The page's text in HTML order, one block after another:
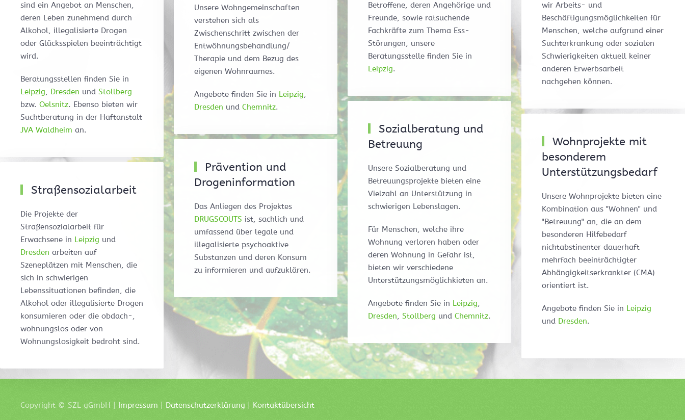
sind ein Angebot an Menschen,
deren Leben zunehmend durch
Alkohol, illegalisierte Drogen
oder Glücksspielen beeinträchtigt
wird.
Beratungsstellen finden Sie in
Leipzig, Dresden und Stollberg
bzw. Oelsnitz. Ebenso bieten wir
Suchtberatung in der Haftanstalt
JVA Waldheim an.
Straßensozialarbeit
Die Projekte der
Straßensozialarbeit für
Erwachsene in Leipzig und
Dresden arbeiten auf
Szeneplätzen mit Menschen, die
sich in schwierigen
Lebenssituationen befinden, die
Alkohol oder illegalisierte Drogen
konsumieren oder die obdach-,
wohnungslos oder von
Wohnungslosigkeit bedroht sind.
Unsere Wohngemeinschaften
verstehen sich als
Zwischenschritt zwischen der
Entwöhnungsbehandlung/
Therapie und dem Bezug des
eigenen Wohnraumes.
Angebote finden Sie in Leipzig,
Dresden und Chemnitz.
Prävention und
Drogeninformation
Das Anliegen des Projektes
DRUGSCOUTS ist, sachlich und
umfassend über legale und
illegalisierte psychoaktive
Substanzen und deren Konsum
zu informieren und aufzuklären.
Betroffene, deren Angehörige und
Freunde, sowie ratsuchende
Fachkräfte zum Thema Ess-
Störungen, unsere
Beratungsstelle finden Sie in
Leipzig.
Sozialberatung und
Betreuung
Unsere Sozialberatung und
Betreuungsprojekte bieten eine
Vielzahl an Unterstützung in
schwierigen Lebenslagen.
Für Menschen, welche ihre
Wohnung verloren haben oder
deren Wohnung in Gefahr ist,
bieten wir verschiedene
Unterstützungsmöglichkieten an.
Angebote finden Sie in Leipzig,
Dresden, Stollberg und Chemnitz.
wir Arbeits- und
Beschäftigungsmöglichkeiten für
Menschen, welche aufgrund einer
Suchterkrankung oder sozialen
Schwierigkeiten aktuell keiner
anderen Erwerbsarbeit
nachgehen können.
Wohnprojekte mit
besonderem
Unterstützungsbedarf
Unsere Wohnprojekte bieten eine
Kombination aus "Wohnen" und
"Betreuung" an, die an dem
besonderen Hilfebedarf
nichtabstinenter dauerhaft
mehrfach beeinträchtigter
Abhängigkeitserkrankter (CMA)
orientiert ist.
Angebote finden Sie in Leipzig
und Dresden.
Copyright © SZL gGmbH | Impressum Datenschutzerklärung Kontaktübersicht